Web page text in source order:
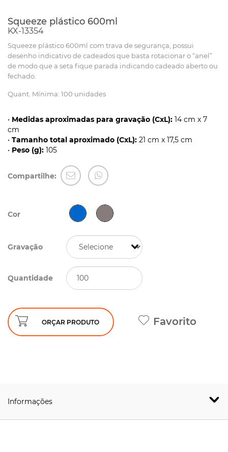
Squeeze plástico 600ml
KX-13354
Squeeze plástico 600ml com trava de segurança, possui
desenho indicativo de cadeados que basta rotacionar o “anel”
de modo que a seta fique parada indicando cadeado aberto ou
fechado.
Quant. Mínima: 100 unidades
• Medidas aproximadas para gravação (CxL): 14 cm x 7
cm
• Tamanho total aproximado (CxL): 21 cm x 17,5 cm
• Peso (g): 105
Compartilhe:
Cor
Gravação
Quantidade
ORÇAR PRODUTO Favorito
Informações